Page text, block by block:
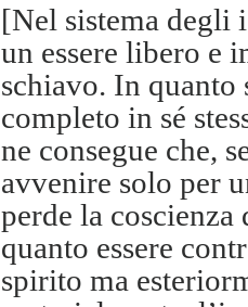
[Nel sistema degli
un essere libero e
schiavo. In
completo in sé
ne consegue che,
avvenire solo per
perde la
quanto essere
spirito ma